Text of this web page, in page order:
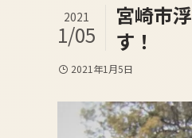
宮崎市
す！
2021
1/05
2021年1月5日